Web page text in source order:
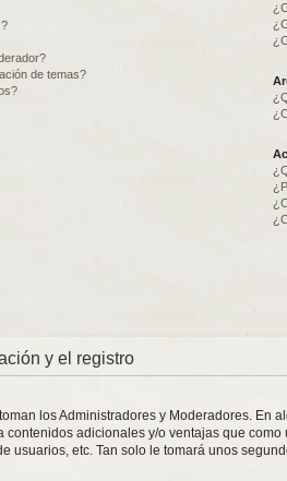
de temas?
y el registro
los Administradores y Moderadores. En
contenidos adicionales y/o ventajas que
usuarios, etc. Tan solo le tomará unos